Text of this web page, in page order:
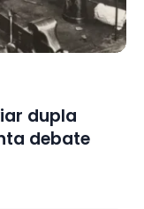
dupla
debate